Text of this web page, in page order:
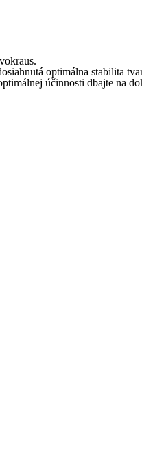
optimálna stabilita
účinnosti dbajte na